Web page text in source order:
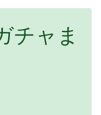
チャま